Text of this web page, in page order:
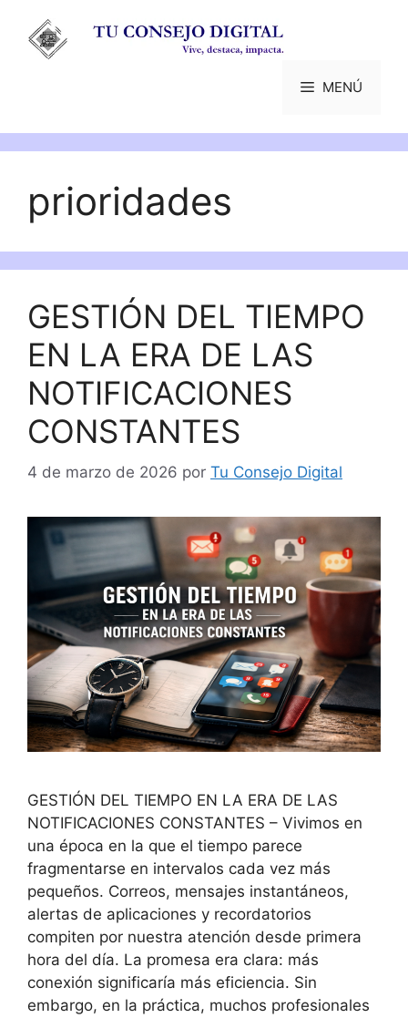
contenido
MENÚ
prioridades
GESTIÓN DEL TIEMPO
EN LA ERA DE LAS
NOTIFICACIONES
CONSTANTES
4 de marzo de 2026 por Tu Consejo Digital
GESTIÓN DEL TIEMPO EN LA ERA DE LAS
NOTIFICACIONES CONSTANTES – Vivimos en
una época en la que el tiempo parece
fragmentarse en intervalos cada vez más
pequeños. Correos, mensajes instantáneos,
alertas de aplicaciones y recordatorios
compiten por nuestra atención desde primera
hora del día. La promesa era clara: más
conexión significaría más eficiencia. Sin
embargo, en la práctica, muchos profesionales